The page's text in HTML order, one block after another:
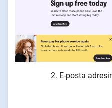
E-posta